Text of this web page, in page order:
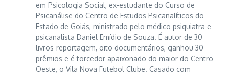
em Psicologia Social, ex-estudante do Curso de
Psicanálise do Centro de Estudos Psicanalíticos do
Estado de Goiás, ministrado pelo médico psiquiatra e
psicanalista Daniel Emídio de Souza. É autor de 30
livros-reportagem, oito documentários, ganhou 30
prêmios e é torcedor apaixonado do maior do Centro-
Oeste, o Vila Nova Futebol Clube. Casado com